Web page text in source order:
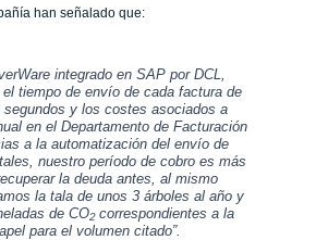
han señalado que:
integrado en SAP por DCL,
tiempo de envío de cada factura de
segundos y los costes asociados a
en el Departamento de Facturación
a la automatización del envío de
nuestro período de cobro es más
la deuda antes, al mismo
la tala de unos 3 árboles al año y
de CO2 correspondientes a la
para el volumen citado”.